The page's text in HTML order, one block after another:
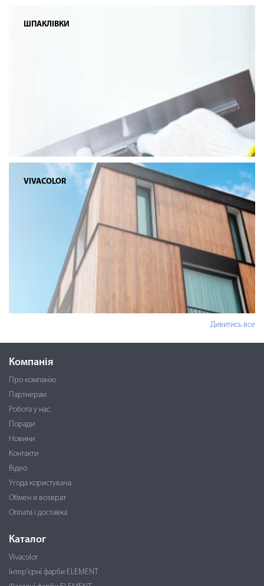
ШПАКЛІВКИ
VIVACOLOR
Дивитись все
Компанія
Про компанію
Партнерам
Робота у нас
Поради
Новини
Контакти
Відео
Угода користувача
Обмен и возврат
Оплата і доставка
Каталог
Vivacolor
Інтер'єрні фарби ELEMENT